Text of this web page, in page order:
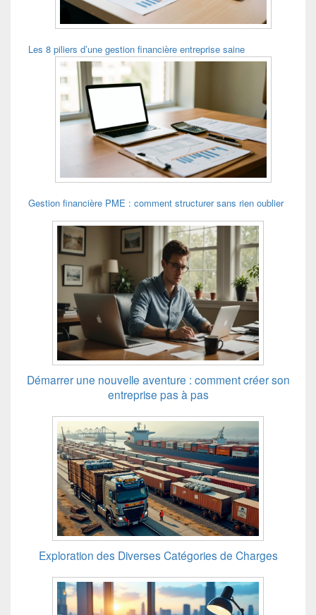
Les 8 piliers d’une gestion financière entreprise saine
Gestion financière PME : comment structurer sans rien oublier
Démarrer une nouvelle aventure : comment créer son
entreprise pas à pas
Exploration des Diverses Catégories de Charges